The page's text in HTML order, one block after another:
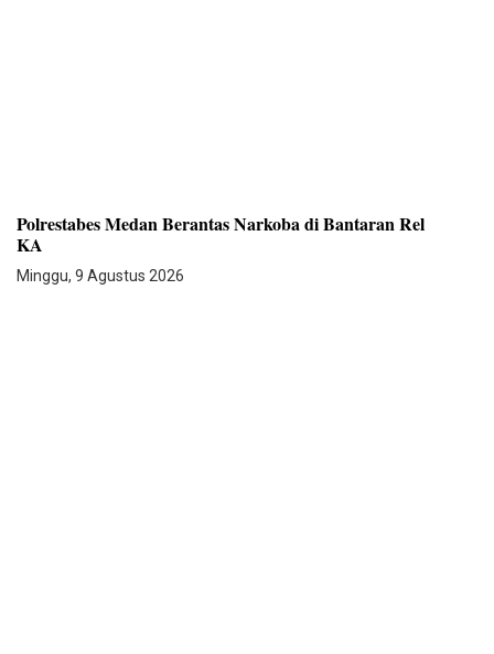
Polrestabes Medan Berantas Narkoba di Bantaran Rel
KA
Minggu, 9 Agustus 2026